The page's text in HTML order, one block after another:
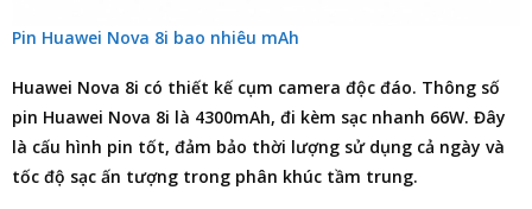
Pin Huawei Nova 8i bao nhiêu mAh
Huawei Nova 8i có thiết kế cụm camera độc đáo. Thông số
pin Huawei Nova 8i là 4300mAh, đi kèm sạc nhanh 66W. Đây
là cấu hình pin tốt, đảm bảo thời lượng sử dụng cả ngày và
tốc độ sạc ấn tượng trong phân khúc tầm trung.